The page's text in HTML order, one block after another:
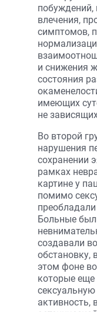
побуждений,
влечения,
симптомов,
и снижения
состояния
имеющих
не
Во второй
нарушения
сохранении
рамках
картине у
помимо
Больные
создавали
обстановку,
этом фоне
которые